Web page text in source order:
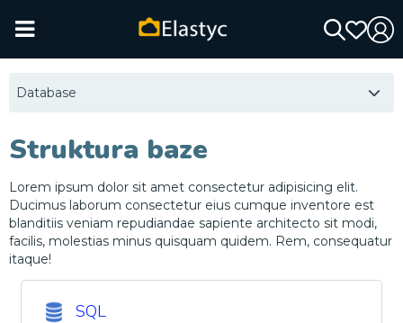
Database
Struktura baze
Lorem ipsum dolor sit amet consectetur adipisicing elit.
Ducimus laborum consectetur eius cumque inventore est
blanditiis veniam repudiandae sapiente architecto sit modi,
facilis, molestias minus quisquam quidem. Rem, consequatur
itaque!
SQL